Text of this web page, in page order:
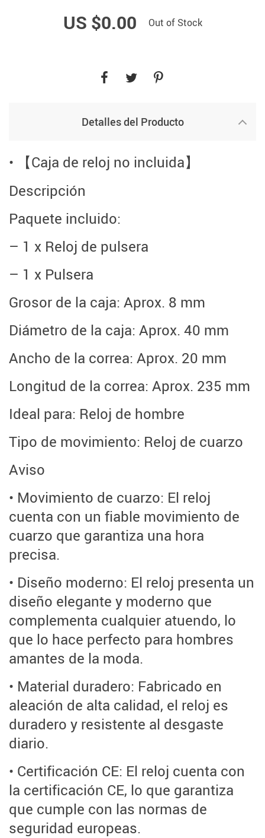
US $0.00 Out of Stock
Detalles del Producto
• 【Caja de reloj no incluida】
Descripción
Paquete incluido:
– 1 x Reloj de pulsera
– 1 x Pulsera
Grosor de la caja: Aprox. 8 mm
Diámetro de la caja: Aprox. 40 mm
Ancho de la correa: Aprox. 20 mm
Longitud de la correa: Aprox. 235 mm
Ideal para: Reloj de hombre
Tipo de movimiento: Reloj de cuarzo
Aviso
• Movimiento de cuarzo: El reloj
cuenta con un fiable movimiento de
cuarzo que garantiza una hora
precisa.
• Diseño moderno: El reloj presenta un
diseño elegante y moderno que
complementa cualquier atuendo, lo
que lo hace perfecto para hombres
amantes de la moda.
• Material duradero: Fabricado en
aleación de alta calidad, el reloj es
duradero y resistente al desgaste
diario.
• Certificación CE: El reloj cuenta con
la certificación CE, lo que garantiza
que cumple con las normas de
seguridad europeas.